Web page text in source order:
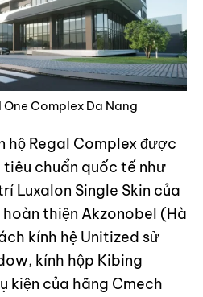
Complex Da Nang
hộ Regal Complex được
chuẩn quốc tế như
Luxalon Single Skin của
thiện Akzonobel (Hà
kính hệ Unitized sử
kính hộp Kibing
kiện của hãng Cmech